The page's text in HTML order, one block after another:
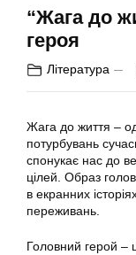
“Жага до
героя
Література
Жага до життя –
потурбувань
спонукає нас до
цілей. Образ
в екранних
переживань.
Головний герой –